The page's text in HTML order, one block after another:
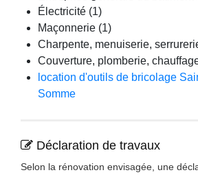
Électricité (1)
Maçonnerie (1)
Charpente, menuiserie,
Couverture, plomberie,
location d'outils de bricolage
Somme
Déclaration de travaux
Selon la rénovation envisagée, une